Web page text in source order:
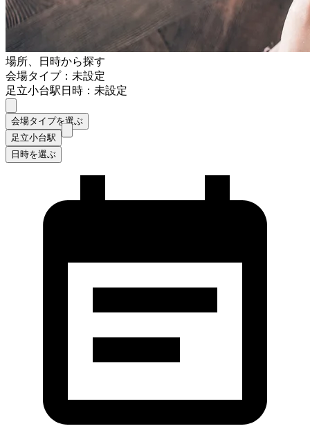
場所、日時から探す
会場タイプ：未設定
足立小台駅日時：未設定
会場タイプを選ぶ
足立小台駅
日時を選ぶ